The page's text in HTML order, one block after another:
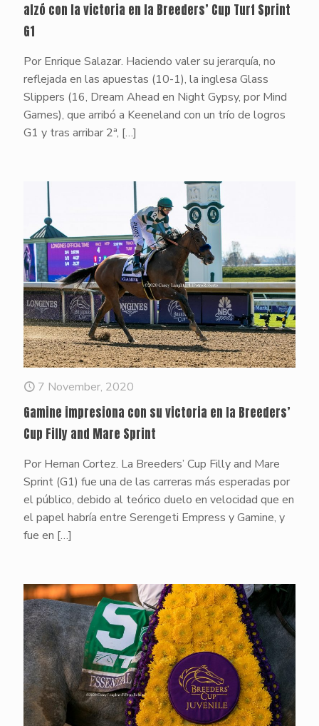
alzó con la victoria en la Breeders’ Cup Turf Sprint
G1
Por Enrique Salazar. Haciendo valer su jerarquía, no
reflejada en las apuestas (10-1), la inglesa Glass
Slippers (16, Dream Ahead en Night Gypsy, por Mind
Games), que arribó a Keeneland con un trío de logros
G1 y tras arribar 2ª, […]
7 November, 2020
Gamine impresiona con su victoria en la Breeders’
Cup Filly and Mare Sprint
Por Hernan Cortez. La Breeders’ Cup Filly and Mare
Sprint (G1) fue una de las carreras más esperadas por
el público, debido al teórico duelo en velocidad que en
el papel habría entre Serengeti Empress y Gamine, y
fue en […]